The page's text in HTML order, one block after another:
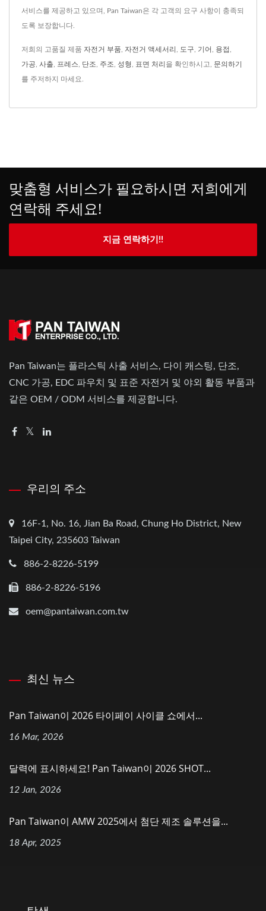
서비스를 제공하고 있으며, Pan Taiwan은 각 고객의 요구 사항이 충족되
도록 보장합니다.
저희의 고품질 제품 자전거 부품 자전거 액세서리 도구 기어 용접
가공 사출 프레스 단조 주조 성형 표면 처리 을 확인하시고, 문의하기
를 주저하지 마세요.
맞춤형 서비스가 필요하시면 저희에게
연락해 주세요!
지금 연락하기!!
Pan Taiwan는 플라스틱 사출 서비스, 다이 캐스팅, 단조,
CNC 가공, EDC 파우치 및 표준 자전거 및 야외 활동 부품과
같은 OEM / ODM 서비스를 제공합니다.
우리의 주소
16F-1, No. 16, Jian Ba Road, Chung Ho District, New
Taipei City, 235603 Taiwan
886-2-8226-5199
886-2-8226-5196
oem@pantaiwan.com.tw
최신 뉴스
Pan Taiwan이 2026 타이페이 사이클 쇼에서...
16 Mar, 2026
달력에 표시하세요! Pan Taiwan이 2026 SHOT...
12 Jan, 2026
Pan Taiwan이 AMW 2025에서 첨단 제조 솔루션을...
18 Apr, 2025